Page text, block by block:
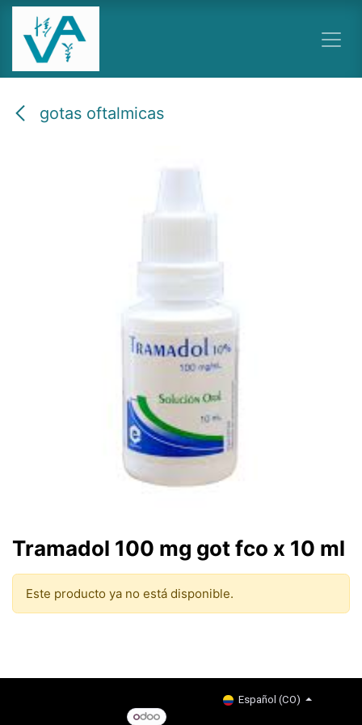
Ir al contenido
gotas oftalmicas
Tramadol 100 mg got fco x 10 ml
Este producto ya no está disponible.
Español (CO)
Con tecnología de - El #1